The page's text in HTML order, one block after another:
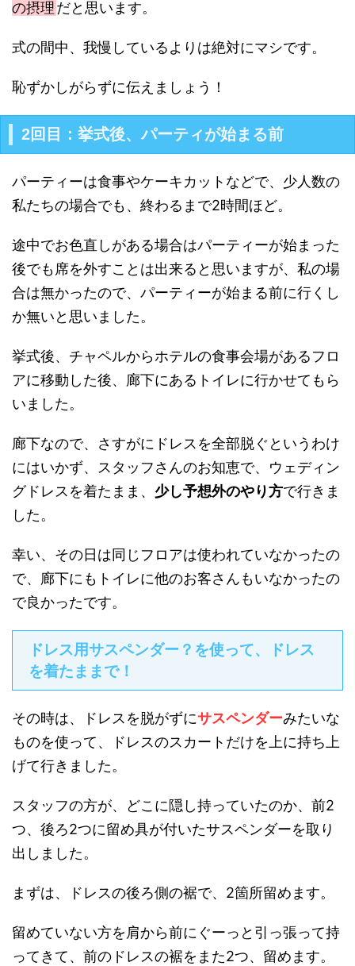
の摂理だと思います。
式の間中、我慢しているよりは絶対にマシです。
恥ずかしがらずに伝えましょう！
2回目：挙式後、パーティが始まる前
パーティーは食事やケーキカットなどで、少人数の
私たちの場合でも、終わるまで2時間ほど。
途中でお色直しがある場合はパーティーが始まった
後でも席を外すことは出来ると思いますが、私の場
合は無かったので、パーティーが始まる前に行くし
か無いと思いました。
挙式後、チャペルからホテルの食事会場があるフロ
アに移動した後、廊下にあるトイレに行かせてもら
いました。
廊下なので、さすがにドレスを全部脱ぐというわけ
にはいかず、スタッフさんのお知恵で、ウェディン
グドレスを着たまま、 少し予想外のやり方で行きま
した。
幸い、その日は同じフロアは使われていなかったの
で、廊下にもトイレに他のお客さんもいなかったの
で良かったです。
ドレス用サスペンダー？を使って、ドレス
を着たままで！
その時は、ドレスを脱がずにサスペンダーみたいな
ものを使って、ドレスのスカートだけを上に持ち上
げて行きました。
スタッフの方が、どこに隠し持っていたのか、前2
つ、後ろ2つに留め具が付いたサスペンダーを取り
出しました。
まずは、ドレスの後ろ側の裾で、2箇所留めます。
留めていない方を肩から前にぐーっと引っ張って持
ってきて、前のドレスの裾をまた2つ、留めます。